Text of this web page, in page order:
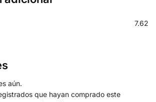
7.62
aún.
que hayan comprado este